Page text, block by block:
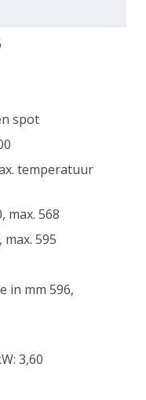
spot
temperatuur
max. 568
595
in mm 596,
3,60